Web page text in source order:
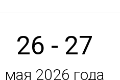
26 - 27
мая 2026 года